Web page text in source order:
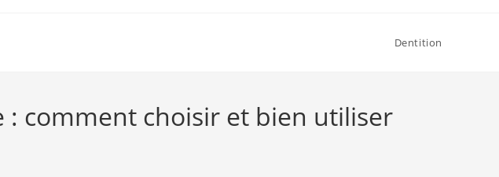
Dentition
comment choisir et bien utiliser